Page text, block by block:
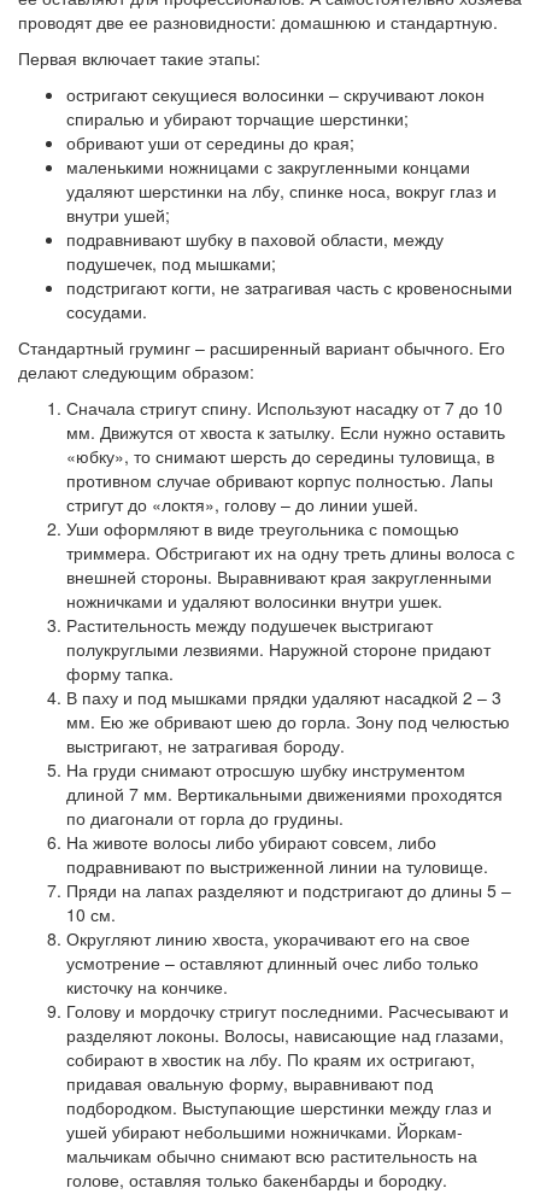
проводят две ее разновидности: домашнюю и стандартную.
Первая включает такие этапы:
остригают секущиеся волосинки – скручивают локон
спиралью и убирают торчащие шерстинки;
обривают уши от середины до края;
маленькими ножницами с закругленными концами
удаляют шерстинки на лбу, спинке носа, вокруг глаз и
внутри ушей;
подравнивают шубку в паховой области, между
подушечек, под мышками;
подстригают когти, не затрагивая часть с кровеносными
сосудами.
Стандартный груминг – расширенный вариант обычного. Его
делают следующим образом:
Сначала стригут спину. Используют насадку от 7 до 10
мм. Движутся от хвоста к затылку. Если нужно оставить
«юбку», то снимают шерсть до середины туловища, в
противном случае обривают корпус полностью. Лапы
стригут до «локтя», голову – до линии ушей.
Уши оформляют в виде треугольника с помощью
триммера. Обстригают их на одну треть длины волоса с
внешней стороны. Выравнивают края закругленными
ножничками и удаляют волосинки внутри ушек.
Растительность между подушечек выстригают
полукруглыми лезвиями. Наружной стороне придают
форму тапка.
В паху и под мышками прядки удаляют насадкой 2 – 3
мм. Ею же обривают шею до горла. Зону под челюстью
выстригают, не затрагивая бороду.
На груди снимают отросшую шубку инструментом
длиной 7 мм. Вертикальными движениями проходятся
по диагонали от горла до грудины.
На животе волосы либо убирают совсем, либо
подравнивают по выстриженной линии на туловище.
Пряди на лапах разделяют и подстригают до длины 5 –
10 см.
Округляют линию хвоста, укорачивают его на свое
усмотрение – оставляют длинный очес либо только
кисточку на кончике.
Голову и мордочку стригут последними. Расчесывают и
разделяют локоны. Волосы, нависающие над глазами,
собирают в хвостик на лбу. По краям их остригают,
придавая овальную форму, выравнивают под
подбородком. Выступающие шерстинки между глаз и
ушей убирают небольшими ножничками. Йоркам-
мальчикам обычно снимают всю растительность на
голове, оставляя только бакенбарды и бородку.